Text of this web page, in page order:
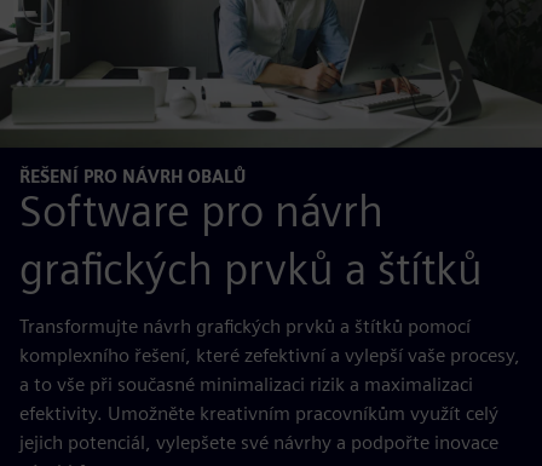
ŘEŠENÍ PRO NÁVRH OBALŮ
Software pro návrh
grafických prvků a štítků
Transformujte návrh grafických prvků a štítků pomocí
komplexního řešení, které zefektivní a vylepší vaše procesy,
a to vše při současné minimalizaci rizik a maximalizaci
efektivity. Umožněte kreativním pracovníkům využít celý
jejich potenciál, vylepšete své návrhy a podpořte inovace